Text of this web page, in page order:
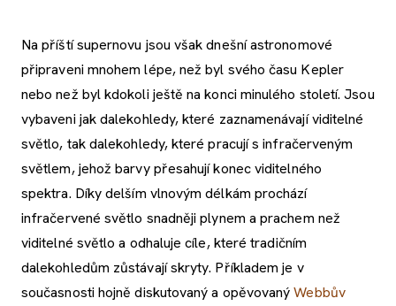
Na příští supernovu jsou však dnešní astronomové
připraveni mnohem lépe, než byl svého času Kepler
nebo než byl kdokoli ještě na konci minulého století. Jsou
vybaveni jak dalekohledy, které zaznamenávají viditelné
světlo, tak dalekohledy, které pracují s infračerveným
světlem, jehož barvy přesahují konec viditelného
spektra. Díky delším vlnovým délkám prochází
infračervené světlo snadněji plynem a prachem než
viditelné světlo a odhaluje cíle, které tradičním
dalekohledům zůstávají skryty. Příkladem je v
současnosti hojně diskutovaný a opěvovanýWebbův